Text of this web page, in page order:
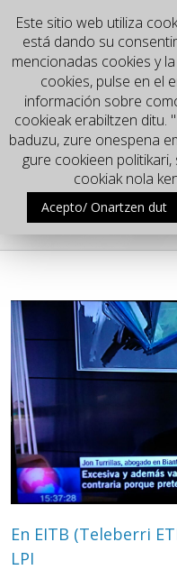
Go to...
Google News
En EITB (Teleberri
LPI
Este sitio web utiliza
está dando su
mencionadas cookies y
cookies, pulse en el
información sobre
cookieak erabiltzen ditu.
baduzu, zure onespena
gure cookieen
cookiak nola
Acepto/ Onartzen dut